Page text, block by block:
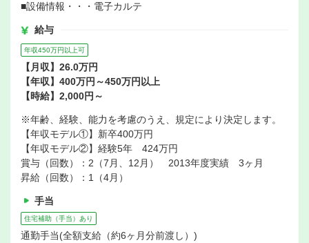
■設備情報・・・電子カルテ
給与
年収450万円以上可
【月収】26.0万円
【年収】400万円～450万円以上
【時給】2,000円～
※年齢、経験、能力を考慮のうえ、規定により決定します。
【年収モデル①】新卒400万円
【年収モデル②】経験5年 424万円
賞与（回数）：2（7月、12月） 2013年度実績 3ヶ月
昇給（回数）：1（4月）
手当
住宅補助（手当）あり
通勤手当(全額支給（約6ヶ月分前渡し）)